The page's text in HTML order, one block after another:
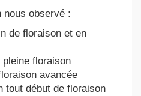
nous observé :
de floraison et en
pleine floraison
avancée
tout début de floraison